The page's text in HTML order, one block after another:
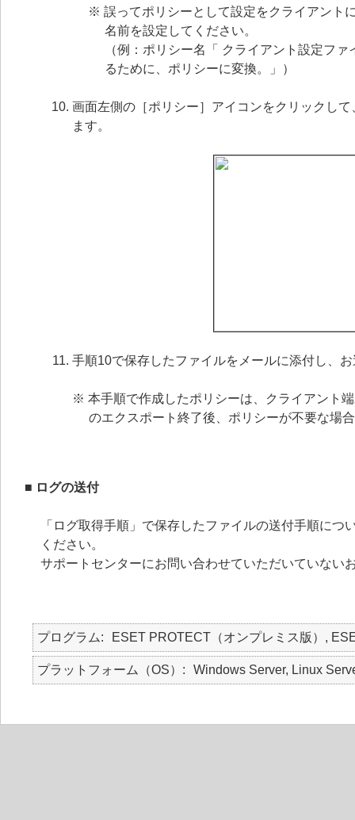
※ 誤ってポリシーとして設定をクライアント
名前を設定してください。
（例：ポリシー名「 クライアント設定フ
るために、ポリシーに変換。」）
画面左側の［ポリシー］アイコンをクリックし
ます。
手順10で保存したファイルをメールに添付し、
※ 本手順で作成したポリシーは、クライアント
のエクスポート終了後、ポリシーが不要な場
■ ログの送付
「ログ取得手順」で保存したファイルの送付手順に
ください。
サポートセンターにお問い合わせていただいていない
プログラム ESET PROTECT（オンプレミス版）,
プラットフォーム（OS） Windows Server, Linux